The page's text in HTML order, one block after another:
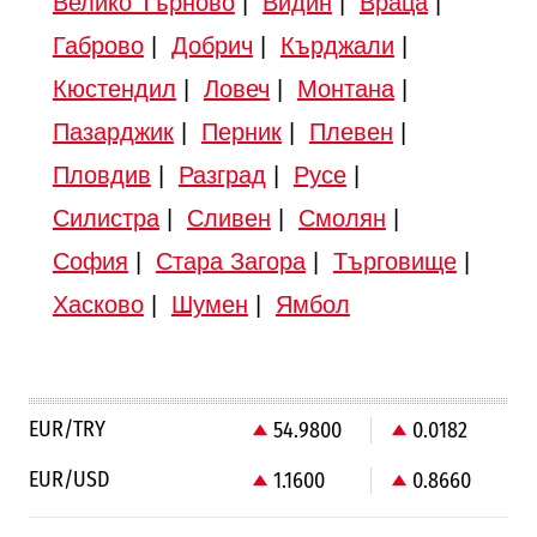
Габрово| Добрич Кърджали
Кюстендил
Ловеч Монтана|
Пазарджик| Перник| Плевен
Пловдив
Разград Русе|
Силистра| Сливен Смолян
София
Стара Загора| Търговище|
Хасково| Шумен Ямбол
EUR/TRY 54.9800
0.0182
EUR/USD
1.1600 0.8660